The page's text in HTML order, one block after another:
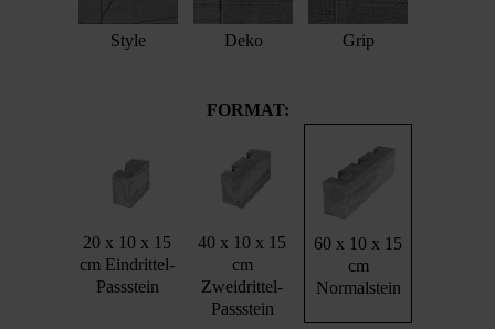
Style Deko Grip
FORMAT:
20 x 10 x 15
cm Eindrittel-
Passstein
40 x 10 x 15
cm
Zweidrittel-
Passstein
60 x 10 x 15
cm
Normalstein